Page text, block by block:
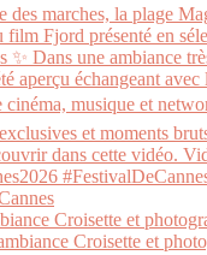
Croisette et